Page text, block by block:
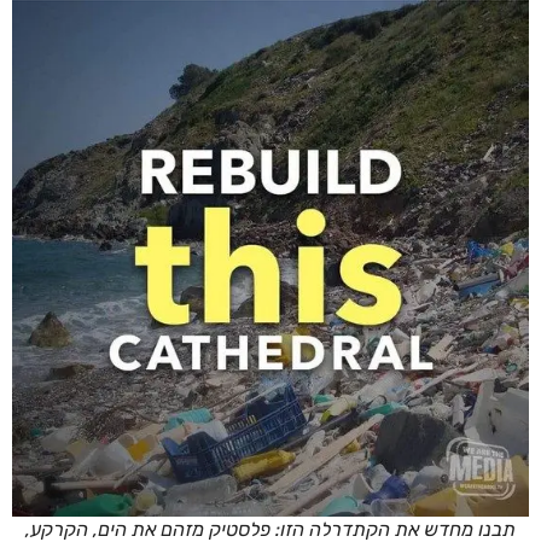
תבנו מחדש את הקתדרלה הזו: פלסטיק מזהם את הים, הקרקע,